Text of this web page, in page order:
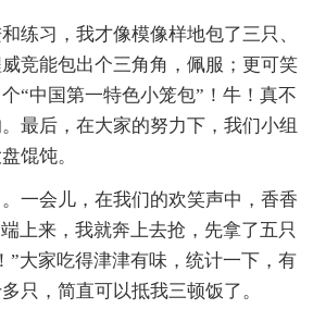
练习，我才像模像样地包了三只、
竞能包出个三角角，佩服；更可笑
“中国第一特色小笼包”！牛！真不
最后，在大家的努力下，我们小组
馄饨。
一会儿，在我们的欢笑声中，香香
上来，我就奔上去抢，先拿了五只
”大家吃得津津有味，统计一下，有
只，简直可以抵我三顿饭了。